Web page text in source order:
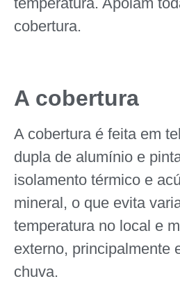
cobertura.
A cobertura
A cobertura é feita em
dupla de alumínio e
isolamento térmico e
mineral, o que evita
temperatura no local e
externo, principalmente
chuva.